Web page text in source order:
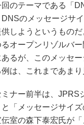
のテーマである「
DNSのメッセージサ
供しようというもの
るオープンリゾルバ
あるが、このメッセ
例は、これまであま
ナー前半は、JPRS
「メッセージサイ
室の森下泰宏氏が